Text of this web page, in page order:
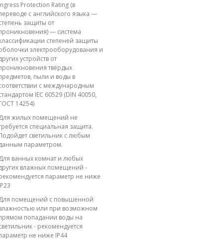
Protection Rating (в
с английского языка —
защиты от
— система
степеней защиты
электрооборудования и
устройств от
твёрдых
пыли и воды в
с международным
IEC 60529 (DIN 40050,
14254)
жилых помещений не
специальная защита.
светильник с любым
параметром.
ванных комнат и любых
влажных помещений -
параметр не ниже
помещений с повышенной
или при возможном
попадании воды на
- рекомендуется
не ниже IP44